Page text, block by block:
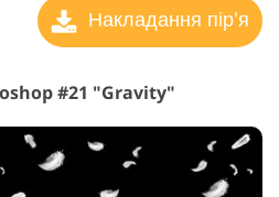
Накладання пір'я
#21 "Gravity"